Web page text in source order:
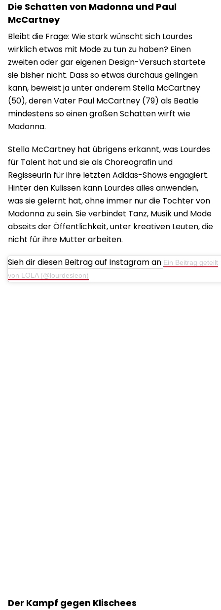
Die Schatten von Madonna und Paul
McCartney
Bleibt die Frage: Wie stark wünscht sich Lourdes
wirklich etwas mit Mode zu tun zu haben? Einen
zweiten oder gar eigenen Design-Versuch startete
sie bisher nicht. Dass so etwas durchaus gelingen
kann, beweist ja unter anderem Stella McCartney
(50), deren Vater Paul McCartney (79) als Beatle
mindestens so einen großen Schatten wirft wie
Madonna.
Stella McCartney hat übrigens erkannt, was Lourdes
für Talent hat und sie als Choreografin und
Regisseurin für ihre letzten Adidas-Shows engagiert.
Hinter den Kulissen kann Lourdes alles anwenden,
was sie gelernt hat, ohne immer nur die Tochter von
Madonna zu sein. Sie verbindet Tanz, Musik und Mode
abseits der Öffentlichkeit, unter kreativen Leuten, die
nicht für ihre Mutter arbeiten.
Sieh dir diesen Beitrag auf Instagram an Ein Beitrag geteilt
von LOLA (@lourdesleon)
Der Kampf gegen Klischees